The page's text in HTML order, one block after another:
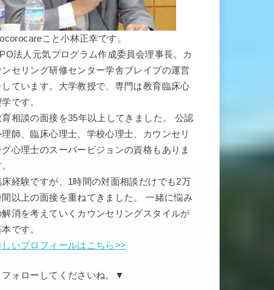
こと小林正幸です。
法人元気プログラム作成委員会理事長。カ
ンセリング研修センター学舎ブレイブの運営
しています。大学教授で、専門は教育臨床心
です。
育相談の面接を35年以上してきました。 公認
理師、臨床心理士、学校心理士、カウンセリ
グ心理士のスーパービジョンの資格もありま
床経験ですが、1時間の対面相談だけでも2万
間以上の面接を重ねてきました。 一緒に悩み
解消を考えていくカウンセリングスタイルが
です。
しいプロフィールはこちら>>
ォローしてくださいね。▼